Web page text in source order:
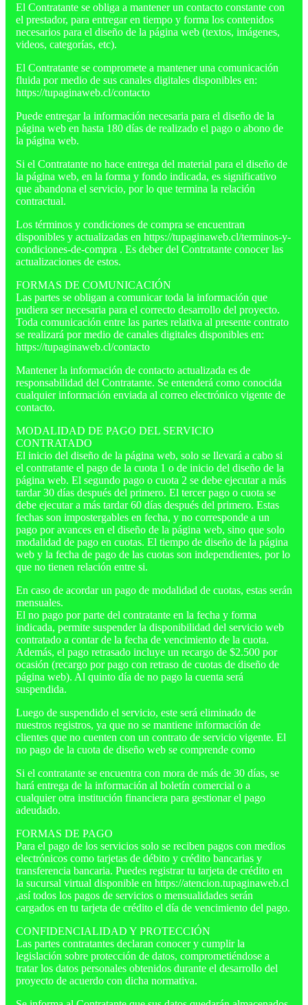
El Contratante se obliga a mantener un contacto constante con
el prestador, para entregar en tiempo y forma los contenidos
necesarios para el diseño de la página web (textos, imágenes,
videos, categorías, etc).
El Contratante se compromete a mantener una comunicación
fluida por medio de sus canales digitales disponibles en:
https://tupaginaweb.cl/contacto
Puede entregar la información necesaria para el diseño de la
página web en hasta 180 días de realizado el pago o abono de
la página web.
Si el Contratante no hace entrega del material para el diseño de
la página web, en la forma y fondo indicada, es significativo
que abandona el servicio, por lo que termina la relación
contractual.
Los términos y condiciones de compra se encuentran
disponibles y actualizadas en https://tupaginaweb.cl/terminos-y-
condiciones-de-compra . Es deber del Contratante conocer las
actualizaciones de estos.
FORMAS DE COMUNICACIÓN
Las partes se obligan a comunicar toda la información que
pudiera ser necesaria para el correcto desarrollo del proyecto.
Toda comunicación entre las partes relativa al presente contrato
se realizará por medio de canales digitales disponibles en:
https://tupaginaweb.cl/contacto
Mantener la información de contacto actualizada es de
responsabilidad del Contratante. Se entenderá como conocida
cualquier información enviada al correo electrónico vigente de
contacto.
MODALIDAD DE PAGO DEL SERVICIO
CONTRATADO
El inicio del diseño de la página web, solo se llevará a cabo si
el contratante el pago de la cuota 1 o de inicio del diseño de la
página web. El segundo pago o cuota 2 se debe ejecutar a más
tardar 30 días después del primero. El tercer pago o cuota se
debe ejecutar a más tardar 60 días después del primero. Estas
fechas son impostergables en fecha, y no corresponde a un
pago por avances en el diseño de la página web, sino que solo
modalidad de pago en cuotas. El tiempo de diseño de la página
web y la fecha de pago de las cuotas son independientes, por lo
que no tienen relación entre si.
En caso de acordar un pago de modalidad de cuotas, estas serán
mensuales.
El no pago por parte del contratante en la fecha y forma
indicada, permite suspender la disponibilidad del servicio web
contratado a contar de la fecha de vencimiento de la cuota.
Además, el pago retrasado incluye un recargo de $2.500 por
ocasión (recargo por pago con retraso de cuotas de diseño de
página web). Al quinto día de no pago la cuenta será
suspendida.
Luego de suspendido el servicio, este será eliminado de
nuestros registros, ya que no se mantiene información de
clientes que no cuenten con un contrato de servicio vigente. El
no pago de la cuota de diseño web se comprende como
Si el contratante se encuentra con mora de más de 30 días, se
hará entrega de la información al boletín comercial o a
cualquier otra institución financiera para gestionar el pago
adeudado.
FORMAS DE PAGO
Para el pago de los servicios solo se reciben pagos con medios
electrónicos como tarjetas de débito y crédito bancarias y
transferencia bancaria. Puedes registrar tu tarjeta de crédito en
la sucursal virtual disponible en https://atencion.tupaginaweb.cl
,así todos los pagos de servicios o mensualidades serán
cargados en tu tarjeta de crédito el día de vencimiento del pago.
CONFIDENCIALIDAD Y PROTECCIÓN
Las partes contratantes declaran conocer y cumplir la
legislación sobre protección de datos, comprometiéndose a
tratar los datos personales obtenidos durante el desarrollo del
proyecto de acuerdo con dicha normativa.